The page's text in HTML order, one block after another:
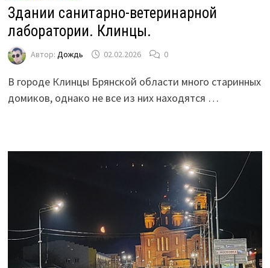
Здании санитарно-ветеринарной
лаборатории. Клинцы.
Автор: Дождь 02.02.2026 0
В городе Клинцы Брянской области много старинных
домиков, однако не все из них находятся …